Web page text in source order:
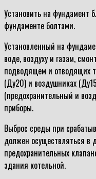
Установить на фундамент
фундаменте болтами.
Установленный на
воде, воздуху и газам,
подводящем и отводящих
(Ду20) и воздушниках
(предохранительный и
приборы.
Выброс среды при
должен осуществляться в
предохранительных
здания котельной.